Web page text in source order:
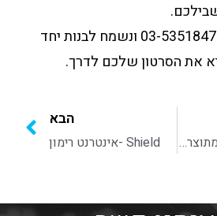
דברו איתנו עכשיו ב־03-5351847 ונשמח לבנות יחד
את הסרטון שלכם לדרך.
מכ"מ כיפת ברזל מתוצרת תעשייה אווירית בהשתתפות מייקל הרפז
הבא
Shield -אינטרנט רימון